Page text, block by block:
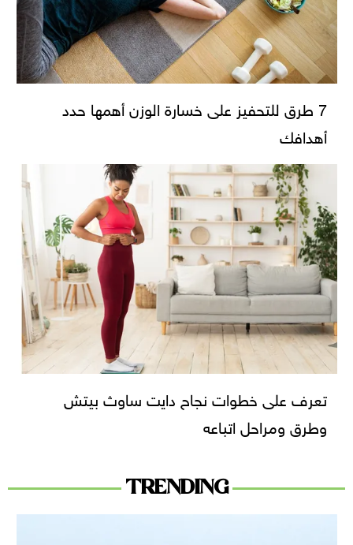
7 طرق للتحفيز على خسارة الوزن أهمها حدد
أهدافك
تعرف على خطوات نجاح دايت ساوث بيتش
وطرق ومراحل اتباعه
TRENDING